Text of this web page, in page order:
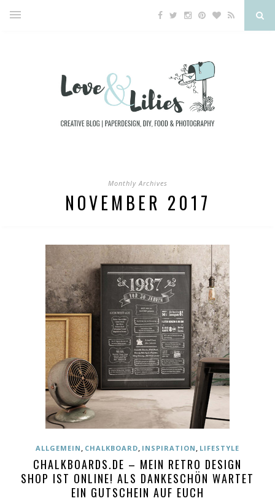
Monthly Archives
NOVEMBER 2017
ALLGEMEIN , CHALKBOARD, INSPIRATION , LIFESTYLE
CHALKBOARDS.DE – MEIN RETRO DESIGN
SHOP IST ONLINE! ALS DANKESCHÖN WARTET
EIN GUTSCHEIN AUF EUCH